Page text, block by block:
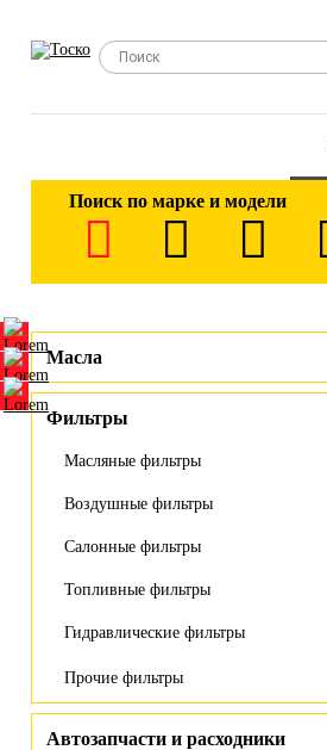
Поиск по марке и модели
Масла
Фильтры
Масляные фильтры
Воздушные фильтры
Салонные фильтры
Топливные фильтры
Гидравлические фильтры
Прочие фильтры
Автозапчасти и расходники